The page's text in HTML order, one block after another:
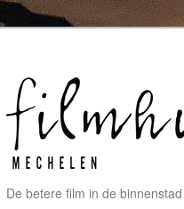
De betere film in de binnenstad